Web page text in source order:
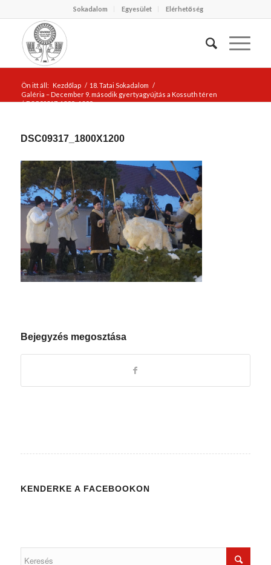
Sokadalom Egyesület Elérhetőség
Ön itt áll: Kezdőlap / 18. Tatai Sokadalom /
Galéria – December 9. második gyertyagyújtás a Kossuth téren
/ DSC09317_1800x1200
DSC09317_1800X1200
Bejegyzés megosztása
KENDERKE A FACEBOOKON